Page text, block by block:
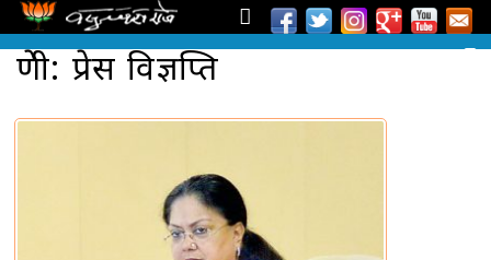
श्रेणी: प्रेस विज्ञप्ति